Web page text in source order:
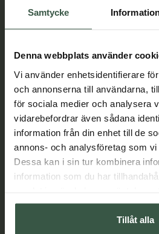
Samtycke
Denna webbplats använder
Vi använder enhetsidentifierare
och annonserna till användarna,
för sociala medier och analysera
vidarebefordrar även sådana
information från din enhet till de
annons- och analysföretag som vi
Dessa kan i sin tur kombinera
information som du har
Tillåt alla
framtidens